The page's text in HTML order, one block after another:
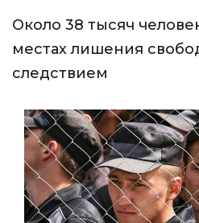
Около 38 тысяч
местах лишения
следствием